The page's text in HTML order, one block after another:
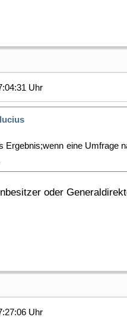
Uhr
lucius
Ergebnis;wenn eine Umfrage
oder
Uhr